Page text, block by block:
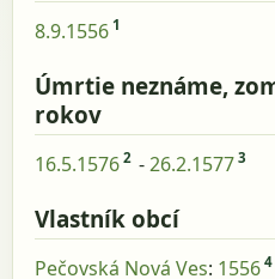
8.9.1556 1
Úmrtie neznáme,
rokov
16.5.1576 2 -26.2.1577 3
Vlastník obcí
Pečovská Nová Ves: 1556 4